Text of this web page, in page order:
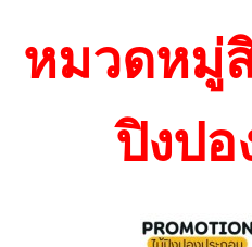
หมวดหมู่
ปิงปอ